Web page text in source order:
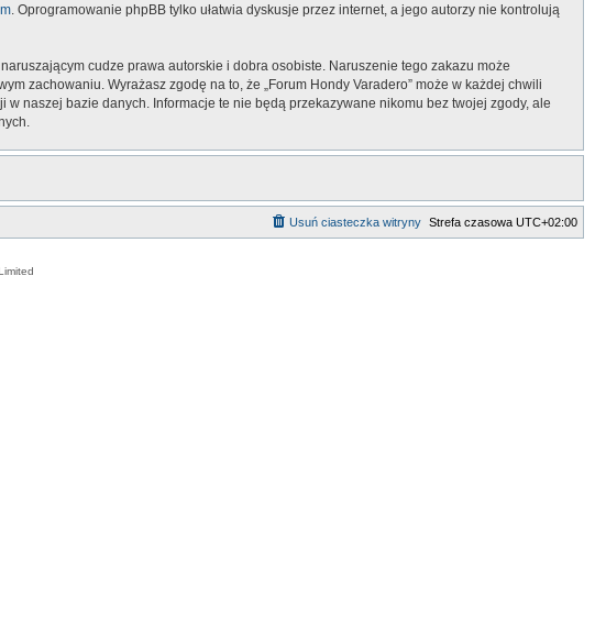
. Oprogramowanie phpBB tylko ułatwia dyskusje przez internet, a jego autorzy nie kontrolują
cudze prawa autorskie i dobra osobiste. Naruszenie tego zakazu może
zachowaniu. Wyrażasz zgodę na to, że „Forum Hondy Varadero” może w każdej chwili
naszej bazie danych. Informacje te nie będą przekazywane nikomu bez twojej zgody, ale
Strefa czasowa UTC+02:00
Usuń ciasteczka witryny